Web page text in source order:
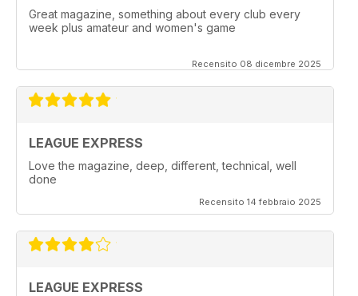
Great magazine, something about every club every
week plus amateur and women's game
Recensito 08 dicembre 2025
LEAGUE EXPRESS
Love the magazine, deep, different, technical, well
done
Recensito 14 febbraio 2025
LEAGUE EXPRESS